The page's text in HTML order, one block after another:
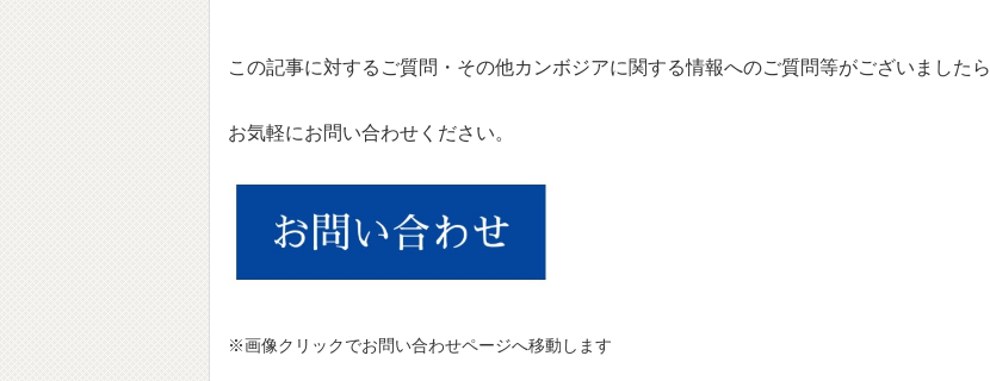
この記事に対するご質問・その他カンボジアに関する情報へのご質問等がございましたら
お気軽にお問い合わせください。
※画像クリックでお問い合わせページへ移動します